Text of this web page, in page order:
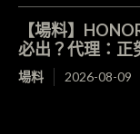
【場料】
必出？代理：正
場料 2026-08-09